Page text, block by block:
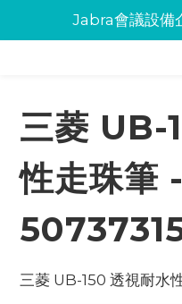
Jabra會議設備
Jabra會議設備
環保碳
三菱 UB-
性走珠筆
三菱 UB-150 透視耐水